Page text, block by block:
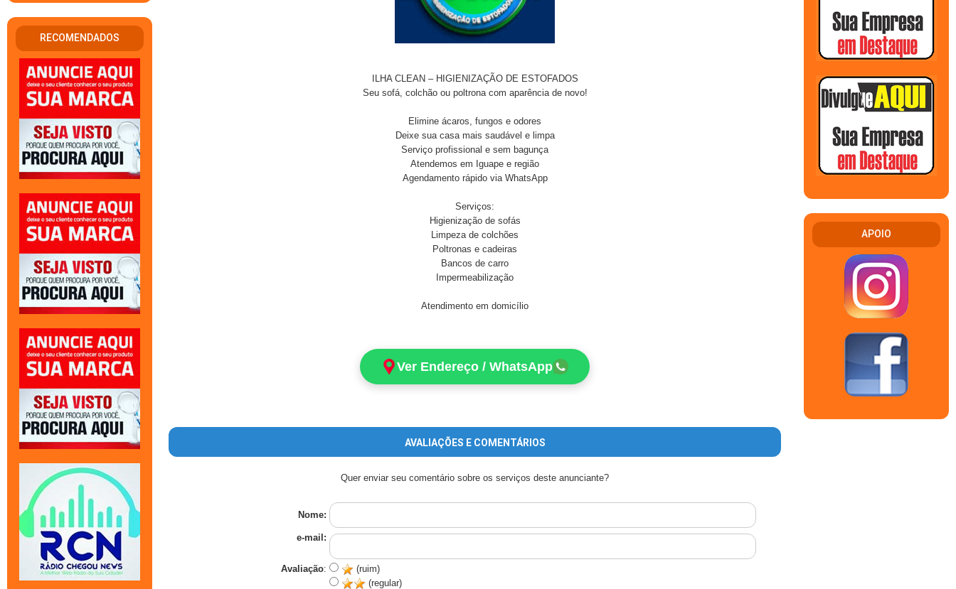
RECOMENDADOS
ILHA CLEAN – HIGIENIZAÇÃO DE ESTOFADOS
Seu sofá, colchão ou poltrona com aparência de novo!
Elimine ácaros, fungos e odores
Deixe sua casa mais saudável e limpa
Serviço profissional e sem bagunça
Atendemos em Iguape e região
Agendamento rápido via WhatsApp
Serviços:
Higienização de sofás
Limpeza de colchões
Poltronas e cadeiras
Bancos de carro
Impermeabilização
Atendimento em domicílio
Ver Endereço / WhatsApp
AVALIAÇÕES E COMENTÁRIOS
Quer enviar seu comentário sobre os serviços deste anunciante?
Nome:
e-mail:
Avaliação:
(ruim)
(regular)
APOIO